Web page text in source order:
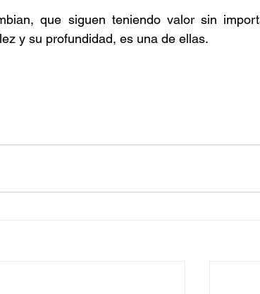
que siguen teniendo valor sin
y su profundidad, es una de ellas.